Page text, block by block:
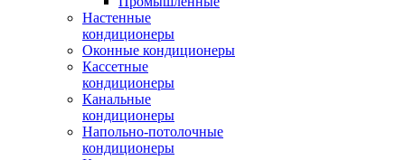
Настенные
кондиционеры
Оконные кондиционеры
Кассетные
кондиционеры
Канальные
кондиционеры
Напольно-потолочные
кондиционеры